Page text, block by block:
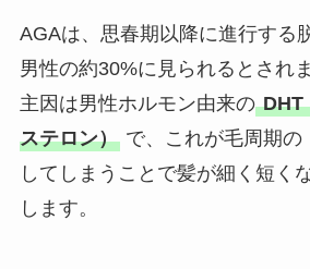
AGAは、思春期以降に進行する
男性の約30%に見られるとされま
主因は男性ホルモン由来の DHT
ステロン）で、これが毛周期の
してしまうことで髪が細く短く
します。